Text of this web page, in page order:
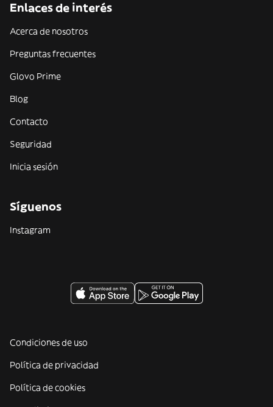
Enlaces de interés
Acerca de nosotros
Preguntas frecuentes
Glovo Prime
Blog
Contacto
Seguridad
Inicia sesión
Síguenos
Instagram
Condiciones de uso
Política de privacidad
Política de cookies